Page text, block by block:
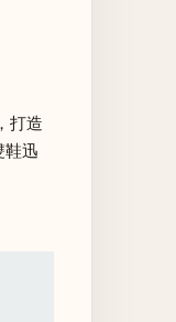
打造
鞋迅